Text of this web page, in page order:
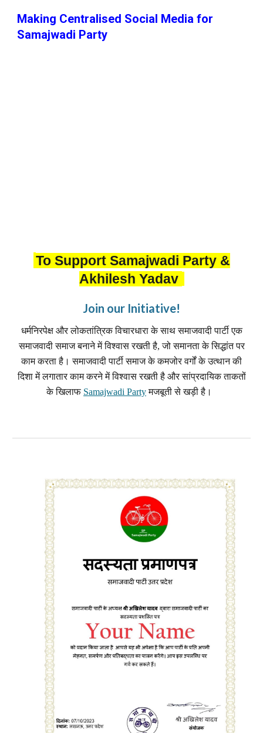
Making Centralised Social Media for
Samajwadi Party
To Support Samajwadi Party &
Akhilesh Yadav
Join our Initiative!
धर्मनिरपेक्ष और लोकतांत्रिक विचारधारा के साथ समाजवादी पार्टी एक
समाजवादी समाज बनाने में विश्वास रखती है, जो समानता के सिद्धांत पर
काम करता है। समाजवादी पार्टी समाज के कमजोर वर्गों के उत्थान की
दिशा में लगातार काम करने में विश्वास रखती है और सांप्रदायिक ताकतों
के खिलाफ Samajwadi Partyमजबूती से खड़ी है।